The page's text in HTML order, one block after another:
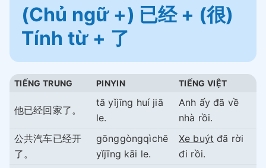
(Chủ ngữ +) 已经 + (很)
Tính từ + 了
TIẾNG TRUNG PINYIN TIẾNG VIỆT
他已经回家了。
tā yǐjīng huí jiā
le.
Anh ấy đã về
nhà rồi.
公共汽车已经开
了。
gōnggòngqìchē
yǐjīng kāi le.
Xe buýt đã rời
đi rồi.